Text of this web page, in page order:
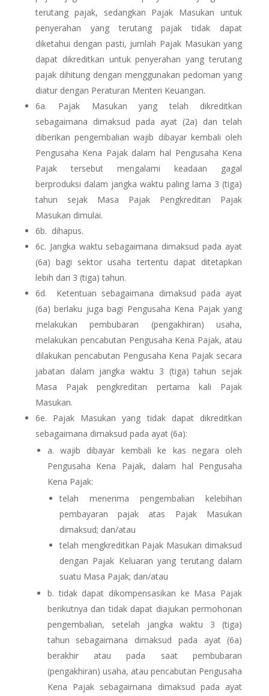
terutang pajak, sedangkan Pajak Masukan untuk
penyerahan yang terutang pajak tidak dapat
diketahui dengan pasti, jumlah Pajak Masukan yang
dapat dikreditkan untuk penyerahan yang terutang
pajak dihitung dengan menggunakan pedoman yang
diatur dengan Peraturan Menteri Keuangan.
6a. Pajak Masukan yang telah dikreditkan
sebagaimana dimaksud pada ayat (2a) dan telah
diberikan pengembalian wajib dibayar kembali oleh
Pengusaha Kena Pajak dalam hal Pengusaha Kena
Pajak tersebut mengalami keadaan gagal
berproduksi dalam jangka waktu paling lama 3 (tiga)
tahun sejak Masa Pajak Pengkreditan Pajak
Masukan dimulai.
6b. dihapus.
6c. Jangka waktu sebagaimana dimaksud pada ayat
(6a) bagi sektor usaha tertentu dapat ditetapkan
lebih dari 3 (tiga) tahun.
6d. Ketentuan sebagaimana dimaksud pada ayat
(6a) berlaku juga bagi Pengusaha Kena Pajak yang
melakukan pembubaran (pengakhiran) usaha,
melakukan pencabutan Pengusaha Kena Pajak, atau
dilakukan pencabutan Pengusaha Kena Pajak secara
jabatan dalam jangka waktu 3 (tiga) tahun sejak
Masa Pajak pengkreditan pertama kali Pajak
Masukan.
6e. Pajak Masukan yang tidak dapat dikreditkan
sebagaimana dimaksud pada ayat (6a):
a. wajib dibayar kembali ke kas negara oleh
Pengusaha Kena Pajak, dalam hal Pengusaha
Kena Pajak:
telah menerima pengembalian kelebihan
pembayaran pajak atas Pajak Masukan
dimaksud; dan/atau
telah mengkreditkan Pajak Masukan dimaksud
dengan Pajak Keluaran yang terutang dalam
suatu Masa Pajak; dan/atau
b. tidak dapat dikompensasikan ke Masa Pajak
berikutnya dan tidak dapat diajukan permohonan
pengembalian, setelah jangka waktu 3 (tiga)
tahun sebagaimana dimaksud pada ayat (6a)
berakhir atau pada saat pembubaran
(pengakhiran) usaha, atau pencabutan Pengusaha
Kena Pajak sebagaimana dimaksud pada ayat